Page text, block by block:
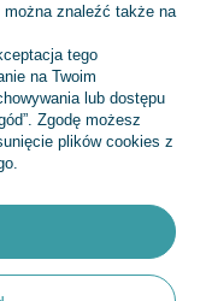
znaleźć także na
tego
na Twoim
lub dostępu
Zgodę możesz
plików cookies z